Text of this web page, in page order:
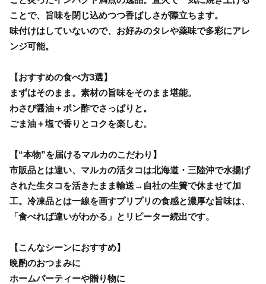
ことで、旨味を閉じ込めつつ香ばしさが際立ちます。
味付けはしていないので、お好みのタレや薬味で多彩にアレ
ンジ可能。
【おすすめの食べ方3選】
まずはそのまま。素材の旨味をそのまま堪能。
わさび醤油＋ポン酢でさっぱりと。
ごま油＋塩で香りとコクを楽しむ。
【“本物”を届けるマルカのこだわり】
市販品とは違い、マルカの活タコは北海道・三陸沖で水揚げ
された生タコを活きたまま輸送→自社の生簀で休ませて加
工。冷凍品とは一線を画すプリプリの食感と濃厚な旨味は、
「食べれば違いがわかる」とリピーター続出です。
【こんなシーンにおすすめ】
晩酌のおつまみに
ホームパーティーや贈り物に